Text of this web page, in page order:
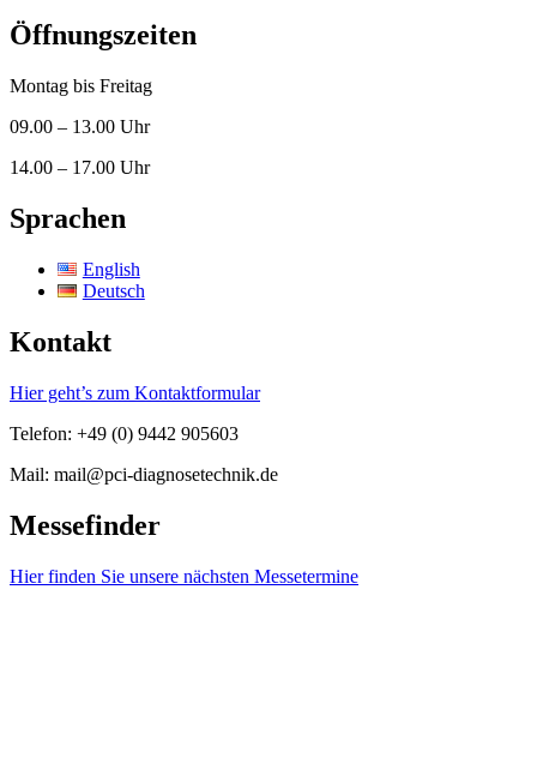
Öffnungszeiten
Montag bis Freitag
09.00 – 13.00 Uhr
14.00 – 17.00 Uhr
Sprachen
English
Deutsch
Kontakt
Hier geht’s zum Kontaktformular
Telefon: +49 (0) 9442 905603
Mail: mail@pci-diagnosetechnik.de
Messefinder
Hier finden Sie unsere nächsten Messetermine